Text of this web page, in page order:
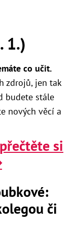
1.)
co učit.
zdrojů, jen tak
budete stále
nových věcí a
si
či